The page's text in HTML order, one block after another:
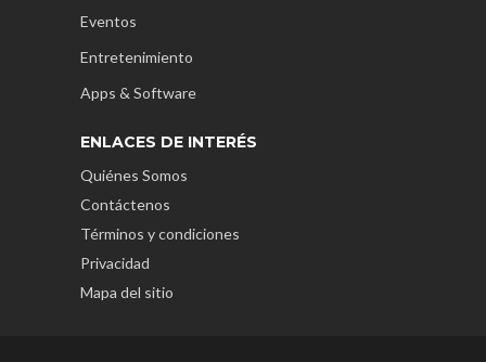
Eventos
Entretenimiento
Apps & Software
ENLACES DE INTERÉS
Quiénes Somos
Contáctenos
Términos y condiciones
Privacidad
Mapa del sitio